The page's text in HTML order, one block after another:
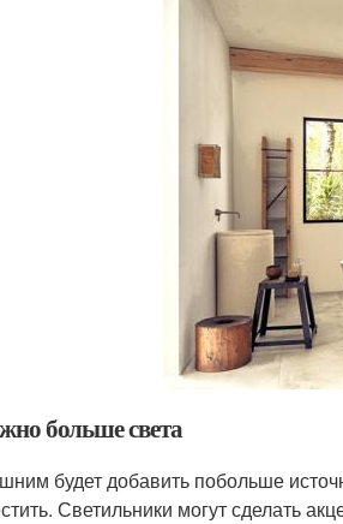
больше света
будет добавить побольше
Светильники могут сделать